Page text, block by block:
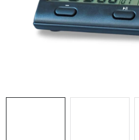
SCHACH-MERCH
SCHACH GESCHENKE
KONTAKT